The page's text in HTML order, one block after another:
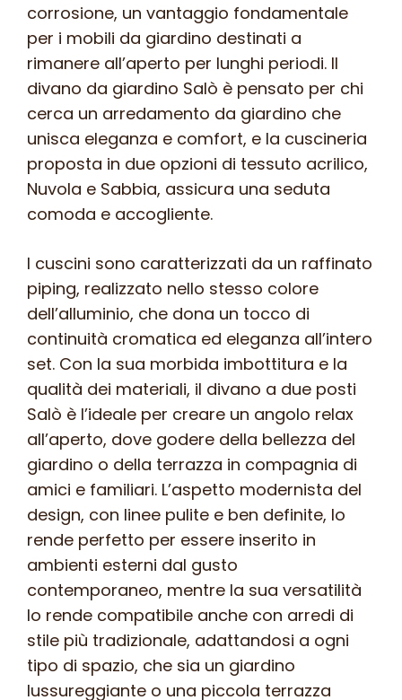
corrosione, un vantaggio fondamentale
per i mobili da giardino destinati a
rimanere all’aperto per lunghi periodi. Il
divano da giardino Salò è pensato per chi
cerca un arredamento da giardino che
unisca eleganza e comfort, e la cuscineria
proposta in due opzioni di tessuto acrilico,
Nuvola e Sabbia, assicura una seduta
comoda e accogliente.
I cuscini sono caratterizzati da un raffinato
piping, realizzato nello stesso colore
dell’alluminio, che dona un tocco di
continuità cromatica ed eleganza all’intero
set. Con la sua morbida imbottitura e la
qualità dei materiali, il divano a due posti
Salò è l’ideale per creare un angolo relax
all’aperto, dove godere della bellezza del
giardino o della terrazza in compagnia di
amici e familiari. L’aspetto modernista del
design, con linee pulite e ben definite, lo
rende perfetto per essere inserito in
ambienti esterni dal gusto
contemporaneo, mentre la sua versatilità
lo rende compatibile anche con arredi di
stile più tradizionale, adattandosi a ogni
tipo di spazio, che sia un giardino
lussureggiante o una piccola terrazza